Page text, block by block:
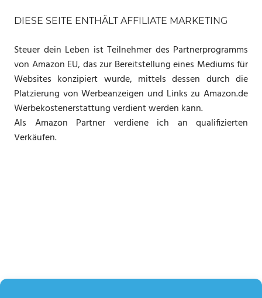
DIESE SEITE ENTHÄLT AFFILIATE MARKETING
Steuer dein Leben ist Teilnehmer des Partnerprogramms
von Amazon EU, das zur Bereitstellung eines Mediums für
Websites konzipiert wurde, mittels dessen durch die
Platzierung von Werbeanzeigen und Links zu Amazon.de
Werbekostenerstattung verdient werden kann.
Als Amazon Partner verdiene ich an qualifizierten
Verkäufen.